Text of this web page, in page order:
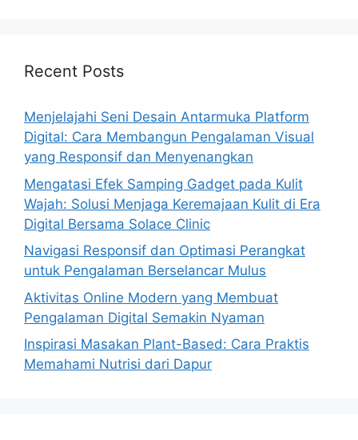
Recent Posts
Menjelajahi Seni Desain Antarmuka Platform
Digital: Cara Membangun Pengalaman Visual
yang Responsif dan Menyenangkan
Mengatasi Efek Samping Gadget pada Kulit
Wajah: Solusi Menjaga Keremajaan Kulit di Era
Digital Bersama Solace Clinic
Navigasi Responsif dan Optimasi Perangkat
untuk Pengalaman Berselancar Mulus
Aktivitas Online Modern yang Membuat
Pengalaman Digital Semakin Nyaman
Inspirasi Masakan Plant-Based: Cara Praktis
Memahami Nutrisi dari Dapur